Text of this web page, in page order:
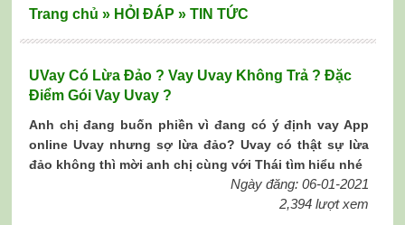
UVay Có Lừa Đảo ? Vay Uvay Không Trả ? Đặc
Điểm Gói Vay Uvay ?
Anh chị đang buốn phiền vì đang có ý định vay App
online Uvay nhưng sợ lừa đảo? Uvay có thật sự lừa
đảo không thì mời anh chị cùng với Thái tìm hiểu nhé
Ngày đăng: 06-01-2021
2,394 lượt xem
Trang chủ » HỎI ĐÁP » TIN TỨC